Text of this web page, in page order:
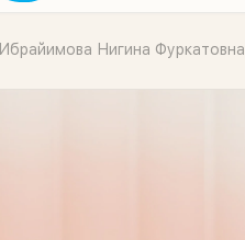
Ибрайимова Нигина Фуркатовна